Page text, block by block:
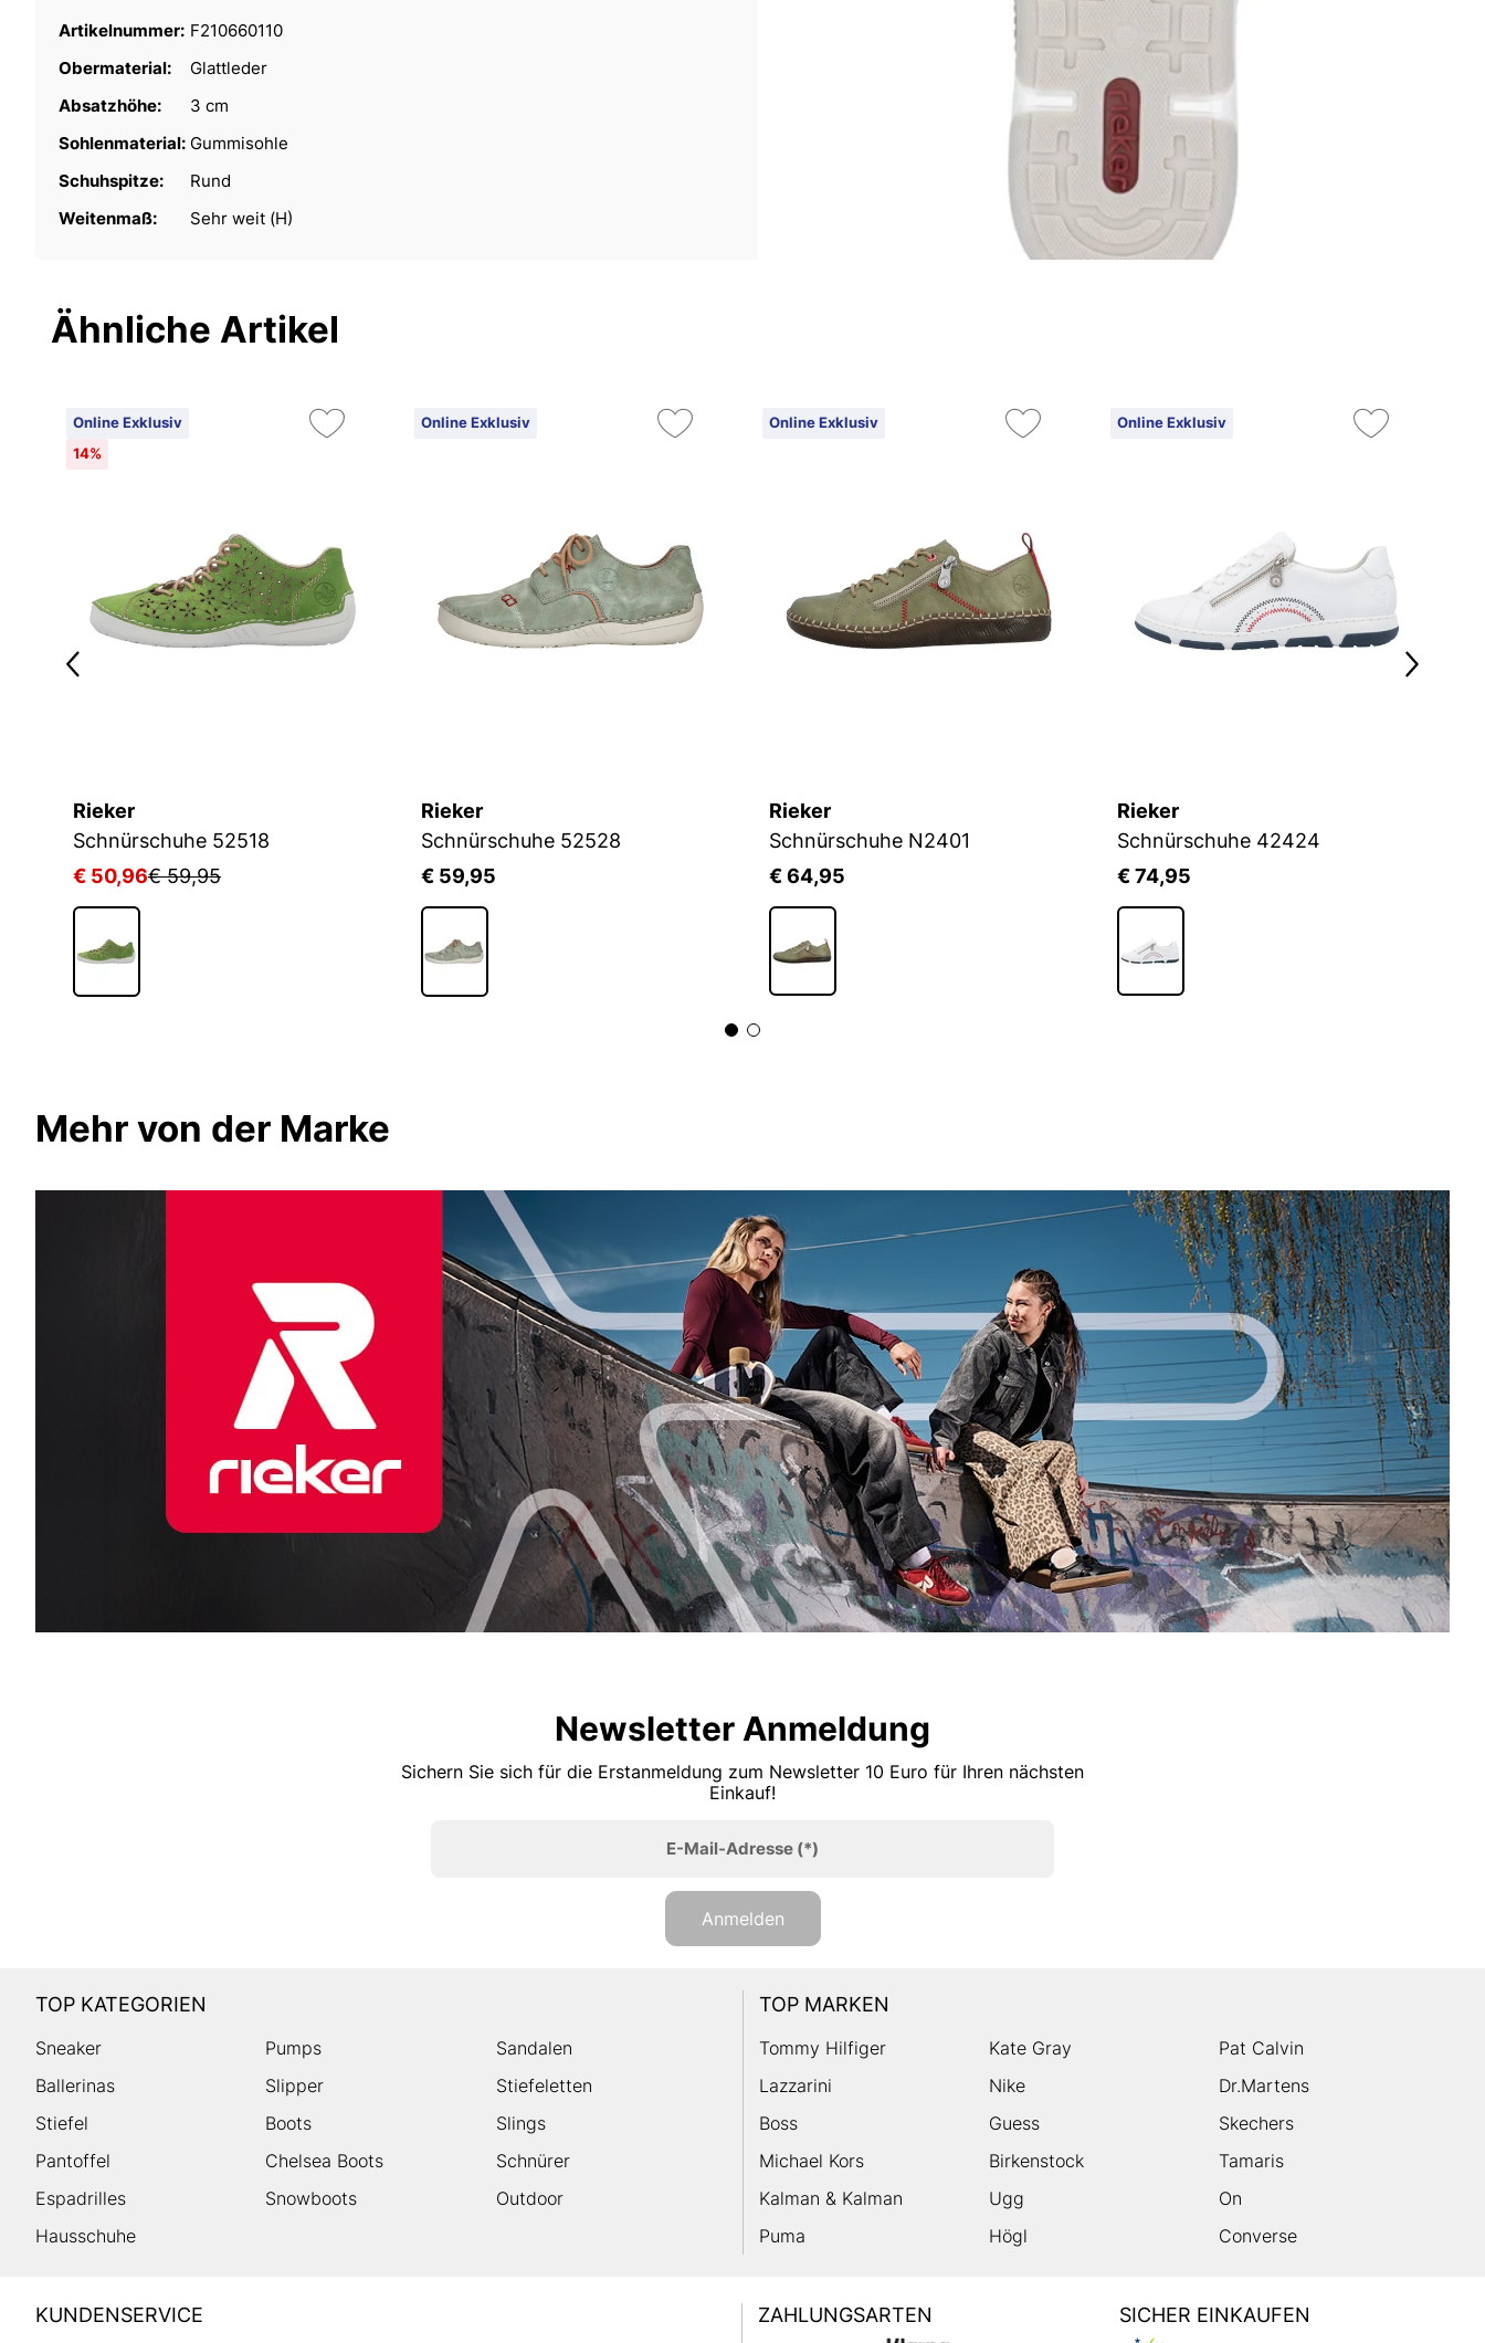
Artikelnummer: F210660110
Obermaterial:
Glattleder
Absatzhöhe:
3 cm
Sohlenmaterial: Gummisohle
Schuhspitze:
Rund
Weitenmaß:
Sehr weit (H)
Ähnliche Artikel
Online Exklusiv
14%
Rieker
Schnürschuhe 52518
€ 50,96€ 59,95
Online Exklusiv
Rieker
Schnürschuhe 52528
€ 59,95
Online Exklusiv
Rieker
Schnürschuhe N2401
€ 64,95
Online Exklusiv
Rieker
Schnürschuhe 42424
€ 74,95
Mehr von der Marke
Newsletter Anmeldung
Sichern Sie sich für die Erstanmeldung zum Newsletter 10 Euro für Ihren nächsten
Einkauf!
E-Mail-Adresse(*)
Anmelden
TOP KATEGORIEN
Sneaker Pumps
Sandalen
Ballerinas
Slipper
Stiefeletten
Stiefel
Boots
Slings
Pantoffel
Chelsea Boots
Schnürer
Espadrilles
Snowboots
Outdoor
Hausschuhe
TOP MARKEN
Tommy Hilfiger Kate Gray
Pat Calvin
Lazzarini
Nike
Dr.Martens
Boss
Guess
Skechers
Michael Kors
Birkenstock
Tamaris
Kalman & Kalman
Ugg
On
Puma
Högl Converse
HUMANIC
KUNDENSERVICE ZAHLUNGSARTEN SICHER EINKAUFEN